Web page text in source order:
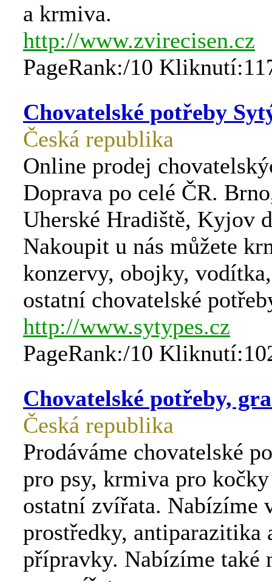
a krmiva.
http://www.zvirecisen.cz
PageRank:/10
Chovatelské potřeby
Česká republika
Online prodej
Doprava po celé ČR.
Uherské Hradiště, Kyjov
Nakoupit u nás můžete
konzervy, obojky,
ostatní chovatelské
http://www.sytypes.cz
PageRank:/10
Chovatelské potřeby,
Česká republika
Prodáváme chovatelské
pro psy, krmiva pro
ostatní zvířata. Nabízíme
prostředky, antiparazitika
přípravky. Nabízíme také